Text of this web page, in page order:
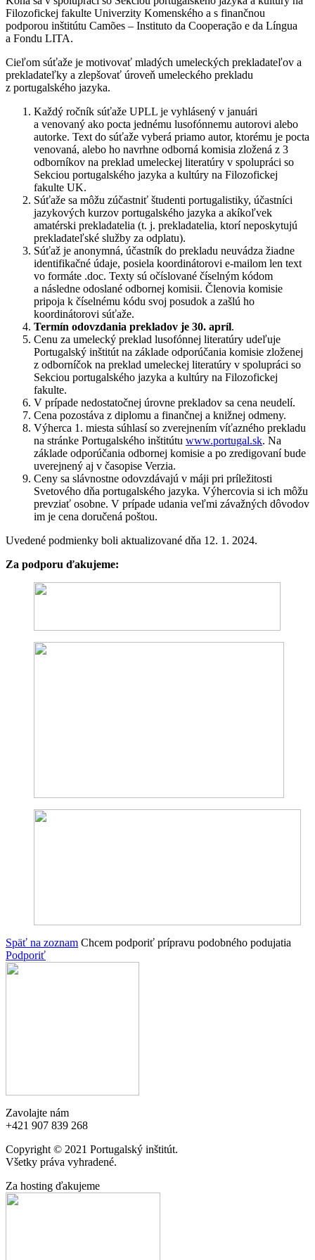
Filozofickej fakulte Univerzity Komenského a s finančnou
podporou inštitútu Camões – Instituto da Cooperação e da Língua
a Fondu LITA.
Cieľom súťaže je motivovať mladých umeleckých prekladateľov a
prekladateľky a zlepšovať úroveň umeleckého prekladu
z portugalského jazyka.
Každý ročník súťaže UPLL je vyhlásený v januári
a venovaný ako pocta jednému lusofónnemu autorovi alebo
autorke. Text do súťaže vyberá priamo autor, ktorému je pocta
venovaná, alebo ho navrhne odborná komisia zložená z 3
odborníkov na preklad umeleckej literatúry v spolupráci so
Sekciou portugalského jazyka a kultúry na Filozofickej
fakulte UK.
Súťaže sa môžu zúčastniť študenti portugalistiky, účastníci
jazykových kurzov portugalského jazyka a akíkoľvek
amatérski prekladatelia (t. j. prekladatelia, ktorí neposkytujú
prekladateľské služby za odplatu).
Súťaž je anonymná, účastník do prekladu neuvádza žiadne
identifikačné údaje, posiela koordinátorovi e-mailom len text
vo formáte .doc. Texty sú očíslované číselným kódom
a následne odoslané odbornej komisii. Členovia komisie
pripoja k číselnému kódu svoj posudok a zašlú ho
koordinátorovi súťaže.
Termín odovzdania prekladov je 30. apríl.
Cenu za umelecký preklad lusofónnej literatúry udeľuje
Portugalský inštitút na základe odporúčania komisie zloženej
z odborníčok na preklad umeleckej literatúry v spolupráci so
Sekciou portugalského jazyka a kultúry na Filozofickej
fakulte.
V prípade nedostatočnej úrovne prekladov sa cena neudelí.
Cena pozostáva z diplomu a finančnej a knižnej odmeny.
Výherca 1. miesta súhlasí so zverejnením víťazného prekladu
na stránke Portugalského inštitútu www.portugal.sk. Na
základe odporúčania odbornej komisie a po zredigovaní bude
uverejnený aj v časopise Verzia.
Ceny sa slávnostne odovzdávajú v máji pri príležitosti
Svetového dňa portugalského jazyka. Výhercovia si ich môžu
prevziať osobne. V prípade udania veľmi závažných dôvodov
im je cena doručená poštou.
Uvedené podmienky boli aktualizované dňa 12. 1. 2024.
Za podporu ďakujeme:
Späť na zoznam Chcem podporiť prípravu podobného podujatia
Podporiť
Zavolajte nám
+421 907 839 268
Copyright © 2021 Portugalský inštitút.
Všetky práva vyhradené.
Za hosting ďakujeme